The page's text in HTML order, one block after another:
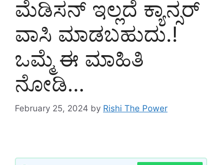
ಮೆಡಿಸನ್ ಇಲ್ಲದೆ ಕ್ಯಾನ್ಸರ್
ವಾಸಿ ಮಾಡಬಹುದು.!
ಒಮ್ಮೆ ಈ ಮಾಹಿತಿ
ನೋಡಿ…
February 25, 2024 by Rishi The Power